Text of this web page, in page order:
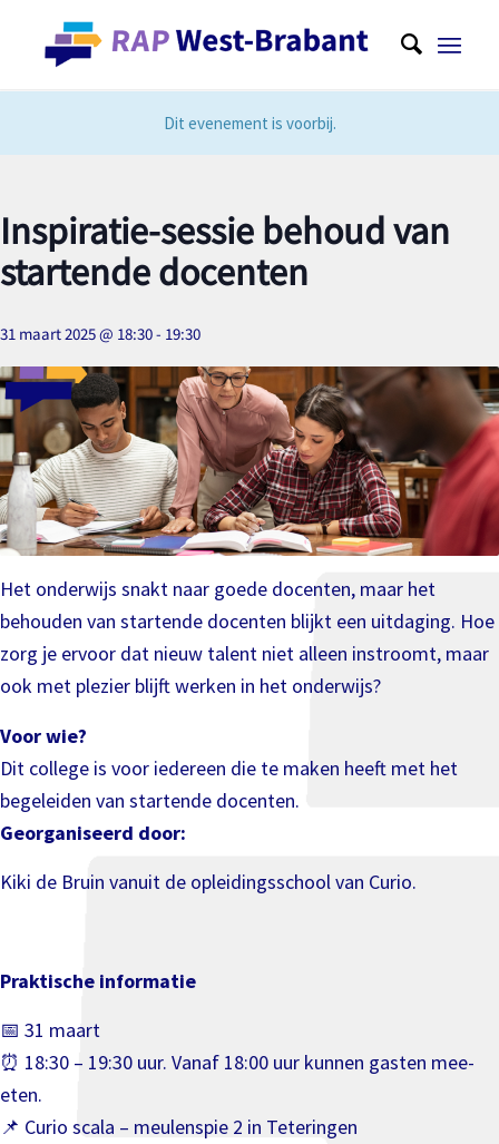
Dit evenement is voorbij.
Inspiratie-sessie behoud van
startende docenten
31 maart 2025 @ 18:30- 19:30
Het onderwijs snakt naar goede docenten, maar het
behouden van startende docenten blijkt een uitdaging. Hoe
zorg je ervoor dat nieuw talent niet alleen instroomt, maar
ook met plezier blijft werken in het onderwijs?
Voor wie?
Dit college is voor iedereen die te maken heeft met het
begeleiden van startende docenten.
Georganiseerd door:
Kiki de Bruin vanuit de opleidingsschool van Curio.
Praktische informatie
📅 31 maart
⏰ 18:30 – 19:30 uur. Vanaf 18:00 uur kunnen gasten mee-
eten.
📌 Curio scala – meulenspie 2 in Teteringen